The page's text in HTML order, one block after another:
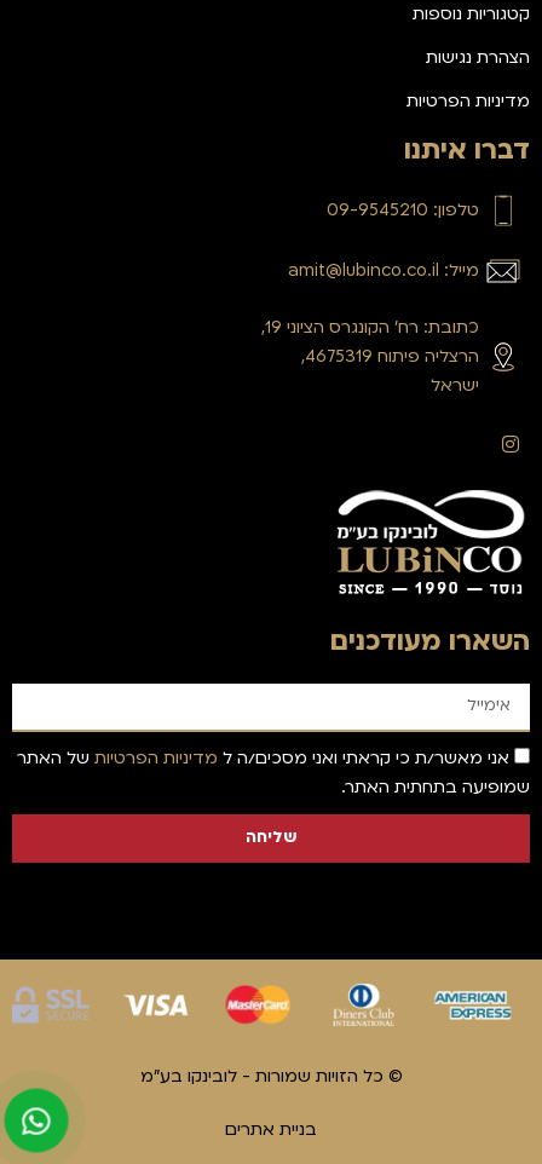
קטגוריות נוספות
הצהרת נגישות
מדיניות הפרטיות
דברו איתנו
טלפון: 09-9545210
מייל: amit@lubinco.co.il
כתובת: רח’ הקונגרס הציוני 19,
הרצליה פיתוח 4675319,
ישראל
השארו מעודכנים
אני מאשר/ת כי קראתי ואני מסכים/ה ל מדיניות הפרטיות של האתר
שמופיעה בתחתית האתר.
שליחה
© כל הזויות שמורות - לובינקו בע"מ
בניית אתרים